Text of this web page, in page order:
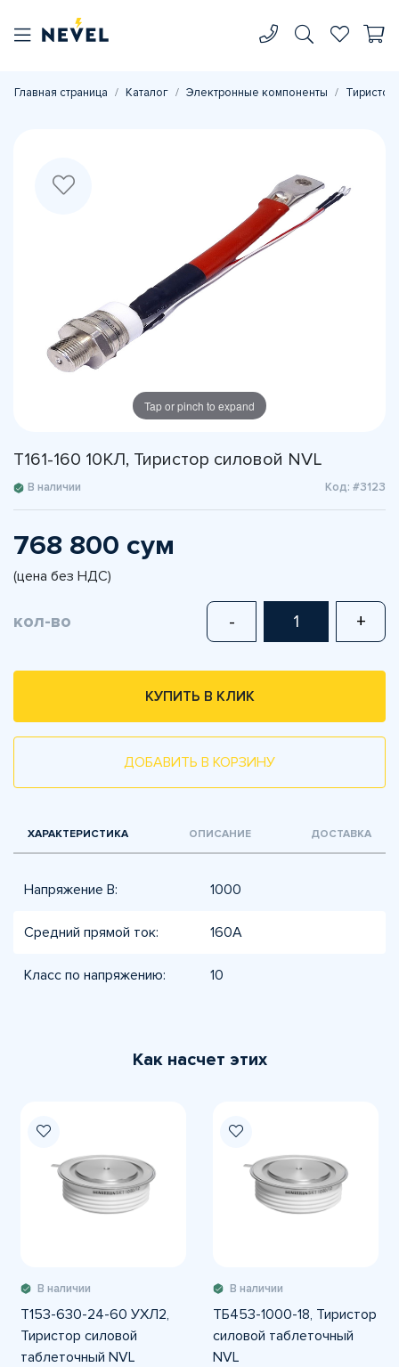
Главная страница Каталог Электронные компоненты
Tap or pinch to expand
Т161-160 10КЛ, Тиристор силовой NVL
В наличии Код: #3123
768 800 сум
(цена без НДС)
кол-во - +
КУПИТЬ В КЛИК
ДОБАВИТЬ В КОРЗИНУ
ХАРАКТЕРИСТИКА ОПИСАНИЕ ДОСТАВКА
Напряжение В: 1000
Средний прямой ток: 160А
Класс по напряжению: 10
Как насчет этих
В наличии
T153-630-24-60 УХЛ2,
Тиристор силовой
таблеточный NVL
В наличии
ТБ453-1000-18, Тиристор
силовой таблеточный
NVL